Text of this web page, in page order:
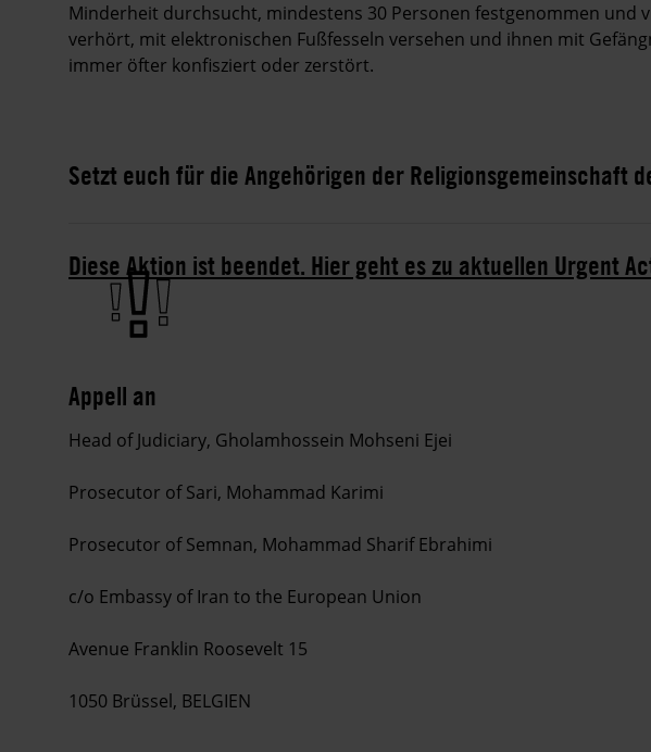
Minderheit durchsucht, mindestens 30 Personen festgenommen und
verhört, mit elektronischen Fußfesseln versehen und ihnen mit
immer öfter konfisziert oder zerstört.
Setzt euch für die Angehörigen der Religionsgemeinschaft
Diese Aktion ist beendet. Hier geht es zu aktuellen Urgent
Appell an
Head of Judiciary, Gholamhossein Mohseni Ejei
Prosecutor of Sari, Mohammad Karimi
Prosecutor of Semnan, Mohammad Sharif Ebrahimi
c/o Embassy of Iran to the European Union
Avenue Franklin Roosevelt 15
1050 Brüssel, BELGIEN